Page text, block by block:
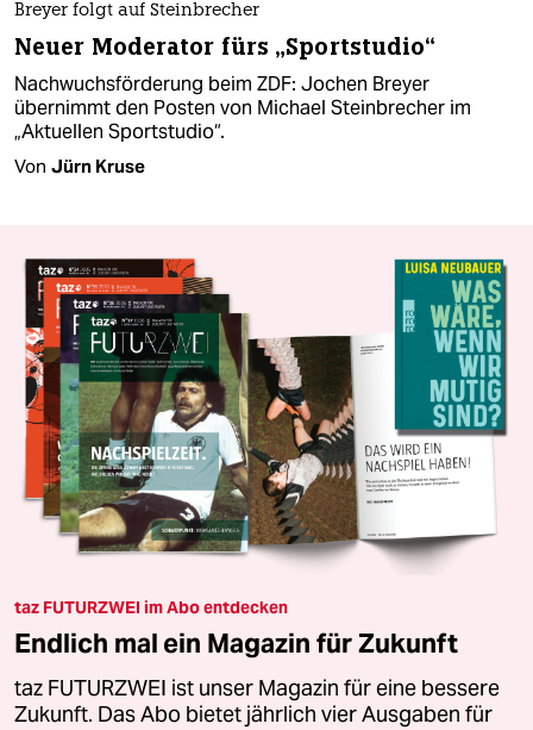
Breyer folgt auf Steinbrecher
Neuer Moderator fürs „Sportstudio“
Nachwuchsförderung beim ZDF: Jochen Breyer
übernimmt den Posten von Michael Steinbrecher im
„Aktuellen Sportstudio“.
Von Jürn Kruse
taz FUTURZWEI im Abo entdecken
Endlich mal ein Magazin für Zukunft
taz FUTURZWEI ist unser Magazin für eine bessere
Zukunft. Das Abo bietet jährlich vier Ausgaben für